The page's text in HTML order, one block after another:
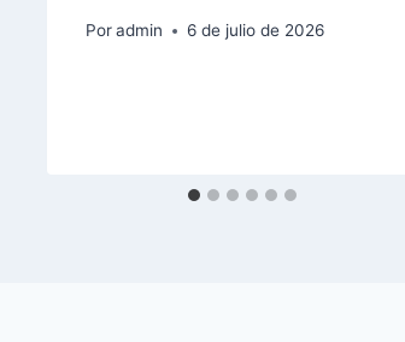
Por admin 6 de julio de 2026